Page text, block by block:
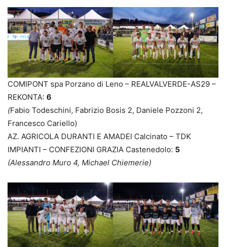
COMIPONT spa Porzano di Leno – REALVALVERDE-AS29 –
REKONTA: 6
(Fabio Todeschini, Fabrizio Bosis 2, Daniele Pozzoni 2,
Francesco Cariello)
AZ. AGRICOLA DURANTI E AMADEI Calcinato – TDK
IMPIANTI – CONFEZIONI GRAZIA Castenedolo: 5
(Alessandro Muro 4, Michael Chiemerie)